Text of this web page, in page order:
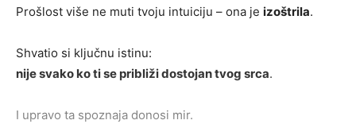
Prošlost više ne muti tvoju intuiciju – ona je izoštrila.
Shvatio si ključnu istinu:
nije svako ko ti se približi dostojan tvog srca.
I upravo ta spoznaja donosi mir.